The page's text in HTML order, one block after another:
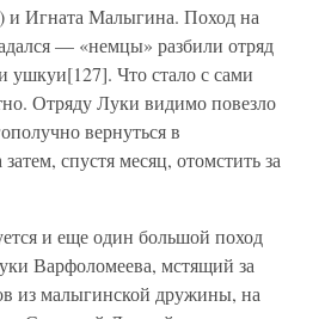
и Игната Малыгина. Поход на
— «немцы» разбили отряд
Что стало с сами
Отряду Луки видимо повезло
вернуться в
спустя месяц, отомстить за
и еще один большой поход
Варфоломеева, мстящий за
из малыгинской дружины, на